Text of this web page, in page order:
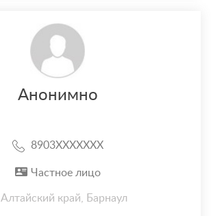
Анонимно
8903XXXXXXX
Частное лицо
Алтайский край, Барнаул